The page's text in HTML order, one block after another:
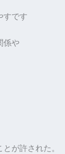
すです
係や
が許された。